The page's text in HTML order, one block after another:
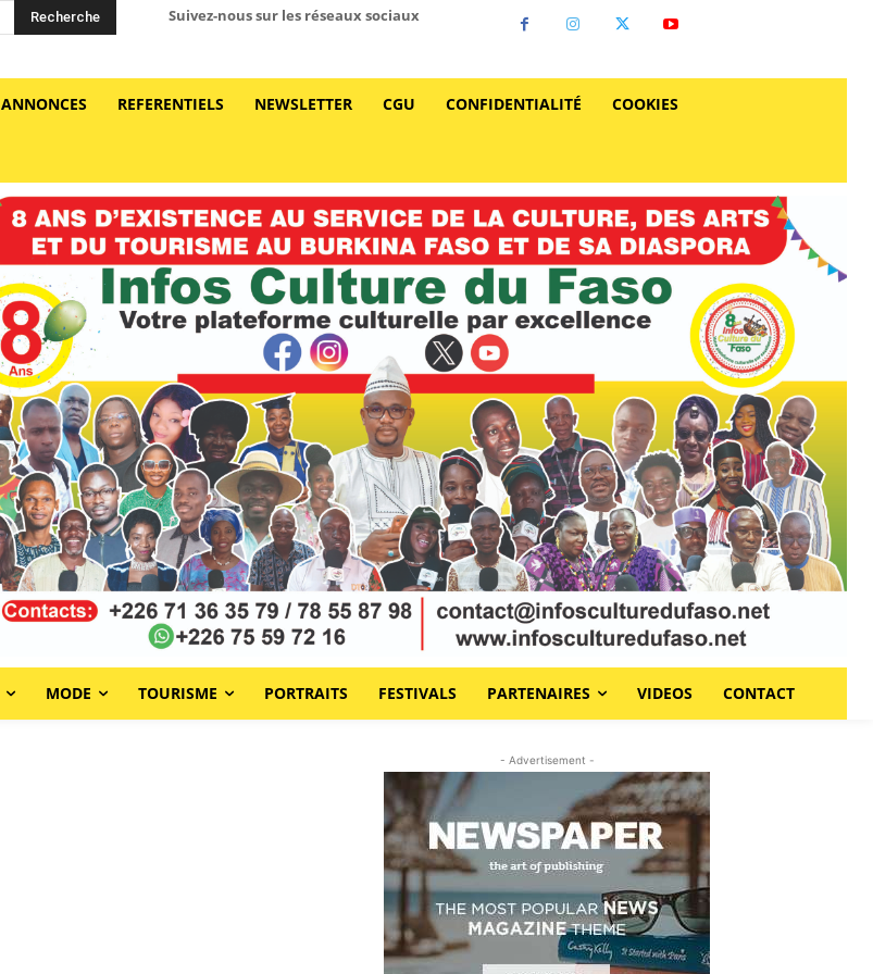
Recherche Suivez-nous sur les réseaux sociaux
ANNONCES REFERENTIELS NEWSLETTER CGU CONFIDENTIALITÉ COOKIES
MODE TOURISME PORTRAITS FESTIVALS PARTENAIRES VIDEOS CONTACT
- Advertisement -